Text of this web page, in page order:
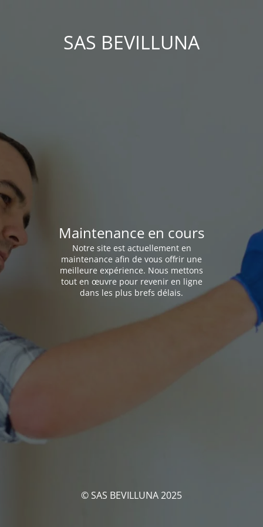
SAS BEVILLUNA
Maintenance en cours
Notre site est actuellement en
maintenance afin de vous offrir une
meilleure expérience. Nous mettons
tout en œuvre pour revenir en ligne
dans les plus brefs délais.
© SAS BEVILLUNA 2025